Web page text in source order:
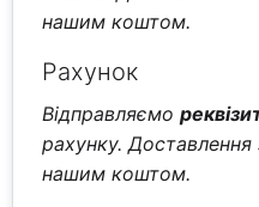
нашим коштом.
Рахунок
Відправляємо
рахунку. Доставлення
нашим коштом.